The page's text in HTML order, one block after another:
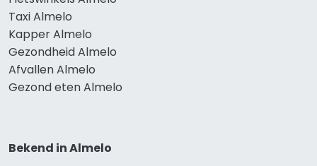
Taxi Almelo
Kapper Almelo
Gezondheid Almelo
Afvallen Almelo
Gezond eten Almelo
Bekend in Almelo